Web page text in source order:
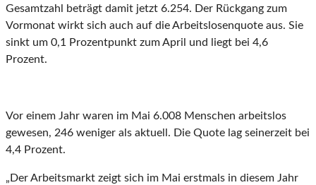
Gesamtzahl beträgt damit jetzt 6.254. Der Rückgang zum
Vormonat wirkt sich auch auf die Arbeitslosenquote aus. Sie
sinkt um 0,1 Prozentpunkt zum April und liegt bei 4,6
Prozent.
Vor einem Jahr waren im Mai 6.008 Menschen arbeitslos
gewesen, 246 weniger als aktuell. Die Quote lag seinerzeit bei
4,4 Prozent.
„Der Arbeitsmarkt zeigt sich im Mai erstmals in diesem Jahr